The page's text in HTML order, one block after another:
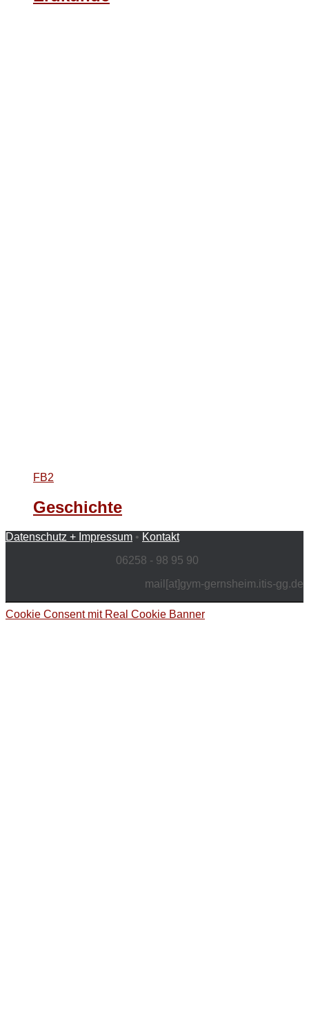
FB2
Geschichte
Datenschutz + Impressum • Kontakt
06258 - 98 95 90
mail[at]gym-gernsheim.itis-gg.de
Cookie Consent mit Real Cookie Banner